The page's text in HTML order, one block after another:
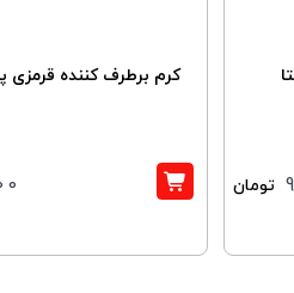
تومان
کرم برطرف کننده